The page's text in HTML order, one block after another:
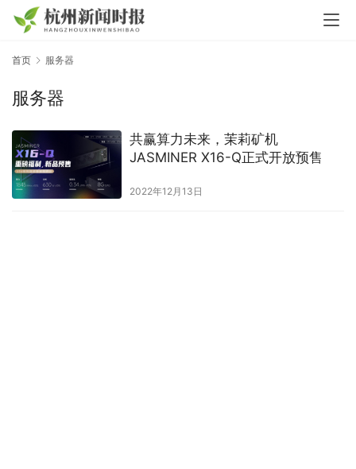
首页 服务器
服务器
共赢算力未来，茉莉矿机
JASMINER X16-Q正式开放预售
2022年12月13日